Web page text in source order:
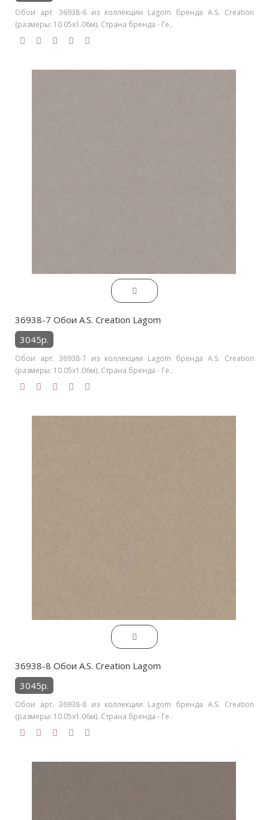
Обои арт. 36938-6 из коллекции Lagom бренда A.S. Creation
(размеры: 10.05х1.06м). Страна бренда - Ге..
36938-7 Обои A.S. Creation Lagom
3045р.
Обои арт. 36938-7 из коллекции Lagom бренда A.S. Creation
(размеры: 10.05х1.06м). Страна бренда - Ге..
36938-8 Обои A.S. Creation Lagom
3045р.
Обои арт. 36938-8 из коллекции Lagom бренда A.S. Creation
(размеры: 10.05х1.06м). Страна бренда - Ге..